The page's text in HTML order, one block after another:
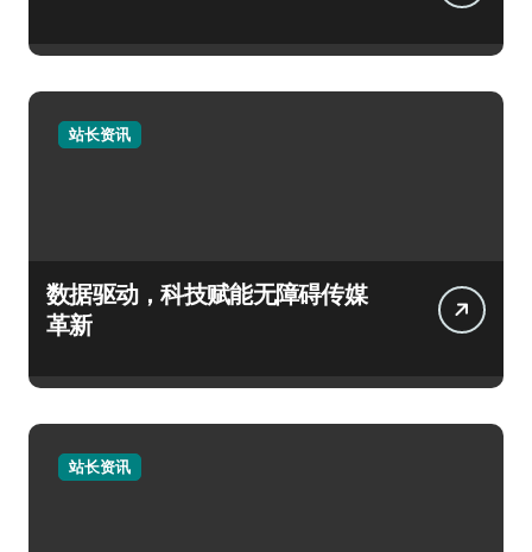
站长资讯
数据驱动，科技赋能无障碍传媒
革新
站长资讯